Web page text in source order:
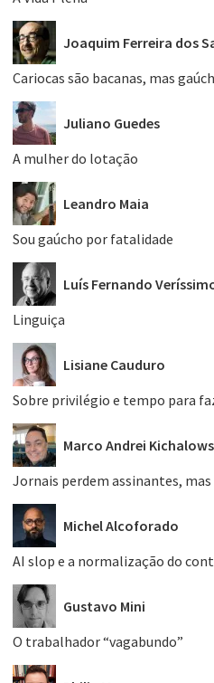
Joaquim Ferreira dos
Cariocas são bacanas, mas
Juliano Guedes
A mulher do lotação
Leandro Maia
Sou gaúcho por fatalidade
Luís Fernando
Linguiça
Lisiane Cauduro
Sobre privilégio e tempo para
Marco Andrei
Jornais perdem assinantes, mas
Michel Alcoforado
AI slop e a normalização do
Gustavo Mini
O trabalhador “vagabundo”